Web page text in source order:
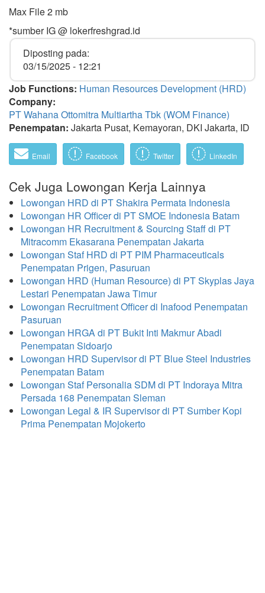
Max File 2 mb
*sumber IG @ lokerfreshgrad.id
Diposting pada:
03/15/2025 - 12:21
Job Functions: Human Resources Development (HRD)
Company:
PT Wahana Ottomitra Multiartha Tbk (WOM Finance)
Penempatan: Jakarta Pusat, Kemayoran, DKI Jakarta, ID
Email Facebook Twitter LinkedIn
Cek Juga Lowongan Kerja Lainnya
Lowongan HRD di PT Shakira Permata Indonesia
Lowongan HR Officer di PT SMOE Indonesia Batam
Lowongan HR Recruitment & Sourcing Staff di PT
Mitracomm Ekasarana Penempatan Jakarta
Lowongan Staf HRD di PT PIM Pharmaceuticals
Penempatan Prigen, Pasuruan
Lowongan HRD (Human Resource) di PT Skyplas Jaya
Lestari Penempatan Jawa Timur
Lowongan Recruitment Officer di Inafood Penempatan
Pasuruan
Lowongan HRGA di PT Bukit Inti Makmur Abadi
Penempatan Sidoarjo
Lowongan HRD Supervisor di PT Blue Steel Industries
Penempatan Batam
Lowongan Staf Personalia SDM di PT Indoraya Mitra
Persada 168 Penempatan Sleman
Lowongan Legal & IR Supervisor di PT Sumber Kopi
Prima Penempatan Mojokerto